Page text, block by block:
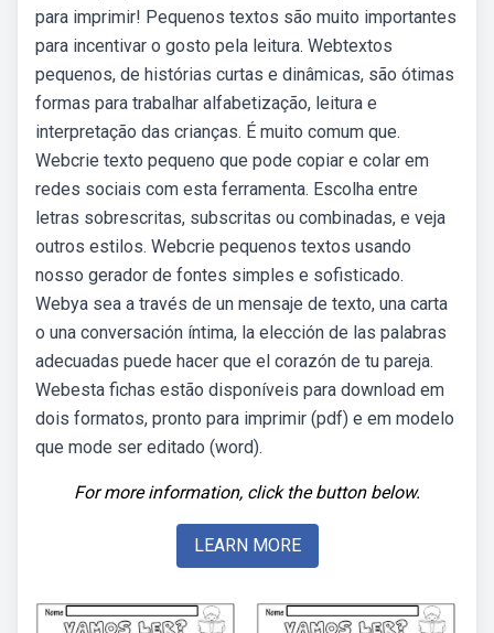
para imprimir! Pequenos textos são muito importantes
para incentivar o gosto pela leitura. Webtextos
pequenos, de histórias curtas e dinâmicas, são ótimas
formas para trabalhar alfabetização, leitura e
interpretação das crianças. É muito comum que.
Webcrie texto pequeno que pode copiar e colar em
redes sociais com esta ferramenta. Escolha entre
letras sobrescritas, subscritas ou combinadas, e veja
outros estilos. Webcrie pequenos textos usando
nosso gerador de fontes simples e sofisticado.
Webya sea a través de un mensaje de texto, una carta
o una conversación íntima, la elección de las palabras
adecuadas puede hacer que el corazón de tu pareja.
Webesta fichas estão disponíveis para download em
dois formatos, pronto para imprimir (pdf) e em modelo
que mode ser editado (word).
For more information, click the button below.
LEARN MORE